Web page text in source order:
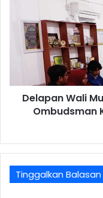
Delapan Wali
Ombudsman
Tinggalkan Balasan